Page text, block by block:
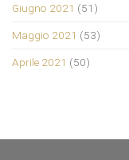
Giugno 2021 (51)
Maggio 2021 (53)
Aprile 2021 (50)